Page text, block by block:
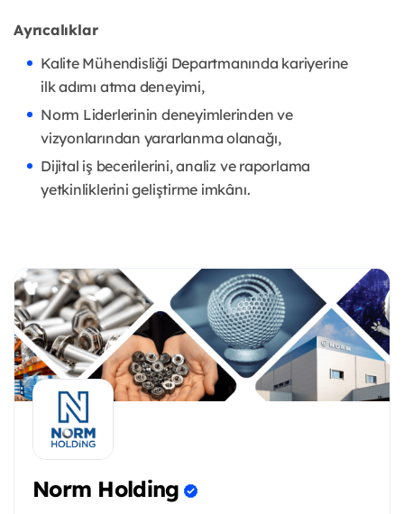
Ayrıcalıklar
Kalite Mühendisliği Departmanında kariyerine
ilkadımı atma deneyimi,
Norm Liderlerinin deneyimlerinden ve
vizyonlarından yararlanma olanağı,
Dijital iş becerilerini, analiz ve raporlama
yetkinliklerini geliştirme imkânı.
Norm Holding